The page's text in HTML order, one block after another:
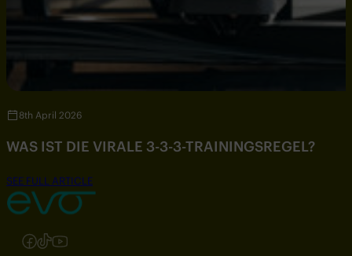
8th April 2026
WAS IST DIE VIRALE 3-3-3-TRAININGSREGEL?
SEE FULL ARTICLE
Folgen Sie uns auf Instagram
Folgen Sie uns auf Facebook
Folgen Sie uns auf TikTok
Folgen Sie uns auf YouTube